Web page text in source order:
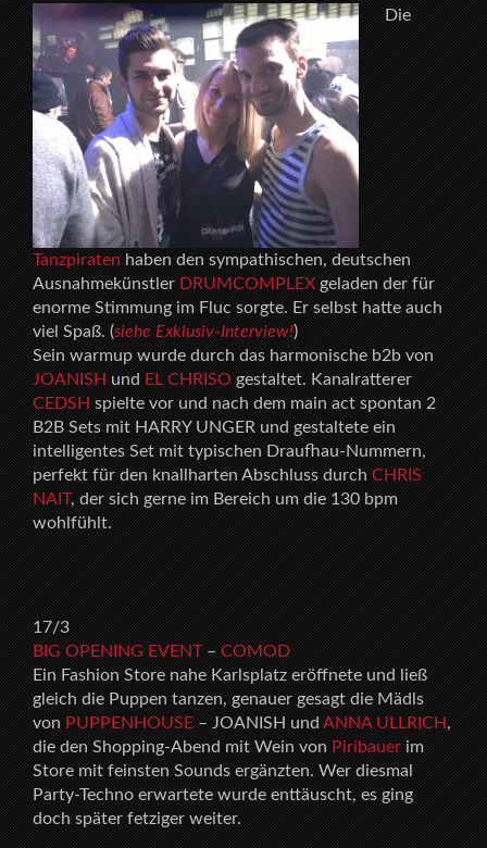
Die
Tanzpiratenhaben den sympathischen, deutschen
AusnahmekünstlerDRUMCOMPLEXgeladen der für
enorme Stimmung im Fluc sorgte. Er selbst hatte auch
viel Spaß. (siehe Exklusiv-Interview!)
Sein warmup wurde durch das harmonische b2b von
JOANISHundEL CHRISOgestaltet. Kanalratterer
CEDSHspielte vor und nach dem main act spontan 2
B2B Sets mit HARRY UNGER und gestaltete ein
intelligentes Set mit typischen Draufhau-Nummern,
perfekt für den knallharten Abschluss durchCHRIS
NAIT, der sich gerne im Bereich um die 130 bpm
wohlfühlt.
17/3
BIG OPENING EVENT–COMOD
Ein Fashion Store nahe Karlsplatz eröffnete und ließ
gleich die Puppen tanzen, genauer gesagt die Mädls
vonPUPPENHOUSE– JOANISH undANNA ULLRICH,
die den Shopping-Abend mit Wein vonPiribauerim
Store mit feinsten Sounds ergänzten. Wer diesmal
Party-Techno erwartete wurde enttäuscht, es ging
doch später fetziger weiter.